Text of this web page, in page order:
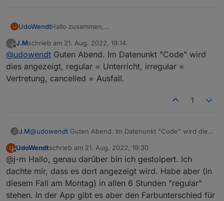
U UdoWendtHallo zusammen,
Wenn es Vertretungsstunden bei meinem Sohn
gibt, wir in der App zwar hellgrün angezeigt, eine
Unterscheidung welcher Art auch immer kann ich in
den Adapter-Datenpunkten aber nicht ausmachen.
Liege ich da richtig?
J
Offline
J.Mschrieb am 21. Aug. 2022, 19:14
zuletzt editiert von
@udowendt Guten Abend. Im Datenunkt "Code" wird
dies angezeigt, regular = Unterricht, irregular =
Vertretung, cancelled = Ausfall.
1
J J.M@udowendt Guten Abend. Im Datenunkt "Code" wird dies
cancelled = Ausfall.
U
Offline
UdoWendtschrieb am 21. Aug. 2022, 19:30
zuletzt editiert von
@j-m Hallo, genau darüber bin ich gestolpert. Ich
dachte mir, dass es dort angezeigt wird. Habe aber (in
diesem Fall am Montag) in allen 6 Stunden "regular"
stehen. In der App gibt es aber den Farbunterschied für